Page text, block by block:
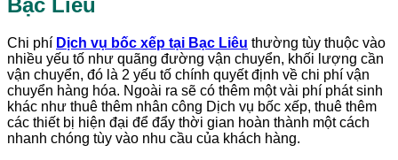
Bạc Liêu
Chi phí Dịch vụ bốc xếp tại Bạc Liêu thường tùy thuộc vào
nhiều yếu tố như quãng đường vận chuyển, khối lượng cần
vận chuyển, đó là 2 yếu tố chính quyết định về chi phí vận
chuyển hàng hóa. Ngoài ra sẽ có thêm một vài phí phát sinh
khác như thuê thêm nhân công Dịch vụ bốc xếp, thuê thêm
các thiết bị hiện đại để đẩy thời gian hoàn thành một cách
nhanh chóng tùy vào nhu cầu của khách hàng.